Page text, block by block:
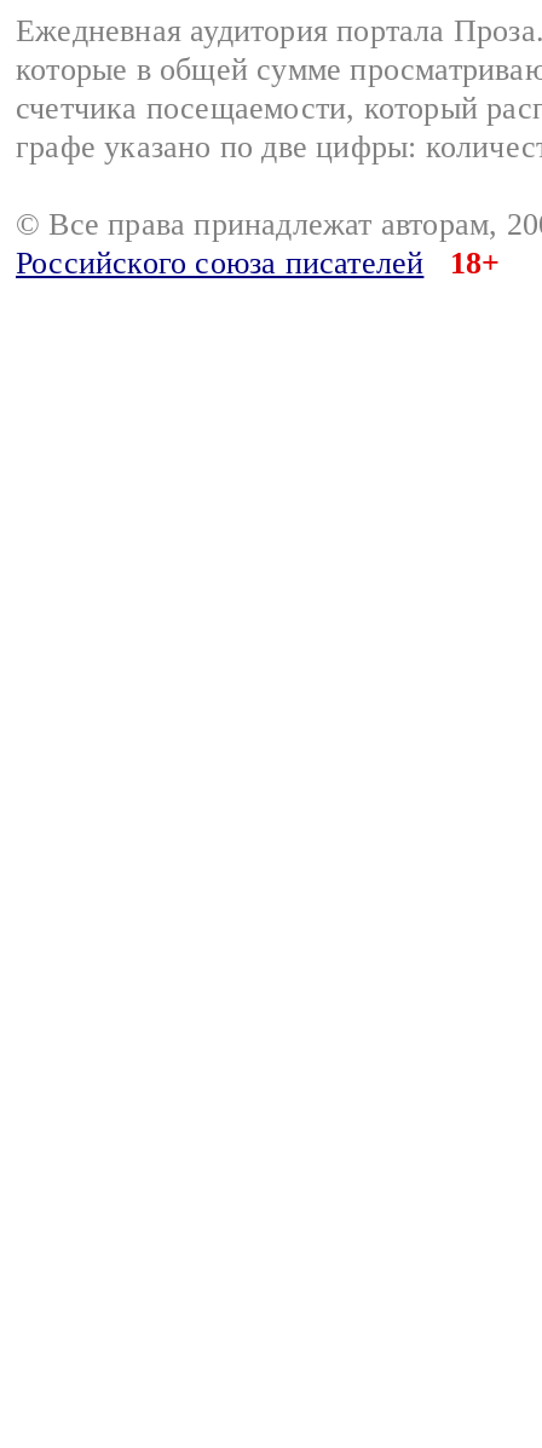
Ежедневная аудитория портала
которые в общей сумме
счетчика посещаемости, который
графе указано по две цифры:
© Все права принадлежат авторам,
Российского союза писателей
18+